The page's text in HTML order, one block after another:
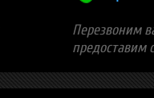
Перезвоним
предоставим